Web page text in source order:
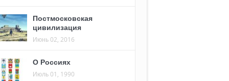
Постмосковская
цивилизация
Июнь 02, 2016
О Россиях
Июль 01, 1990